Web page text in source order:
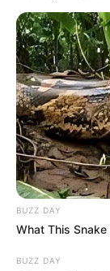
BUZZ DAY
What This
BUZZ DAY